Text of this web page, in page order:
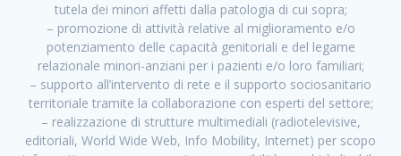
tutela dei minori affetti dalla patologia di cui sopra;
– promozione di attività relative al miglioramento e/o
potenziamento delle capacità genitoriali e del legame
relazionale minori-anziani per i pazienti e/o loro familiari;
– supporto all’intervento di rete e il supporto sociosanitario
territoriale tramite la collaborazione con esperti del settore;
– realizzazione di strutture multimediali (radiotelevisive,
editoriali, World Wide Web, Info Mobility, Internet) per scopo